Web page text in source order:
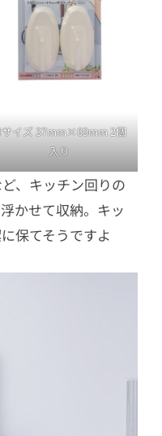
イズ 37mm×69mm 2個
入り
、キッチン回りの
かせて収納。キッ
保てそうですよ